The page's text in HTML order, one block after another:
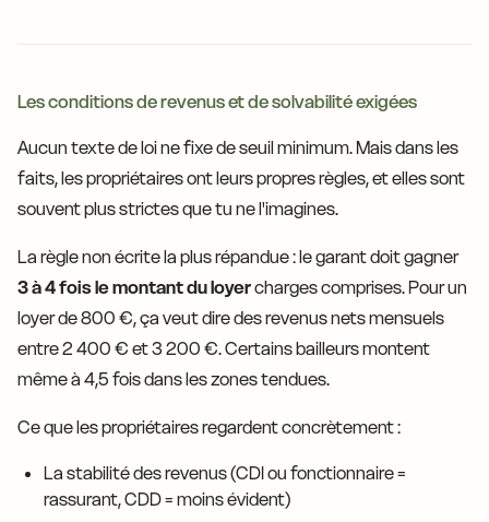
Les conditions de revenus et de solvabilité exigées
Aucun texte de loi ne fixe de seuil minimum. Mais dans les
faits, les propriétaires ont leurs propres règles, et elles sont
souvent plus strictes que tu ne l'imagines.
La règle non écrite la plus répandue : le garant doit gagner
3 à 4 fois le montant du loyercharges comprises. Pour un
loyer de 800 €, ça veut dire des revenus nets mensuels
entre 2 400 € et 3 200 €. Certains bailleurs montent
même à 4,5 fois dans les zones tendues.
Ce que les propriétaires regardent concrètement :
La stabilité des revenus (CDI ou fonctionnaire =
rassurant, CDD = moins évident)